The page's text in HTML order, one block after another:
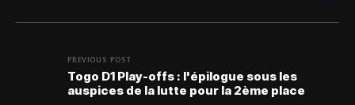
PREVIOUS POST
Togo D1 Play-offs : l'épilogue sous les
auspices de la lutte pour la 2ème place